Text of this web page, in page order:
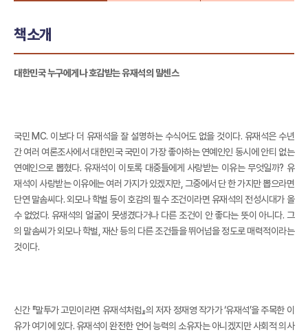
책소개
대한민국 누구에게나 호감받는 유재석의 말센스
국민 MC. 이보다 더 유재석을 잘 설명하는 수식어도 없을 것이다. 유재석은 수년
간 여러 여론조사에서 대한민국 국민이 가장 좋아하는 연예인인 동시에 안티 없는
연예인으로 뽑혔다. 유재석이 이토록 대중들에게 사랑받는 이유는 무엇일까? 유
재석이 사랑받는 이유에는 여러 가지가 있겠지만, 그중에서 단 한 가지만 뽑으라면
단연 말솜씨다. 외모나 학벌 등이 호감의 필수 조건이라면 유재석의 전성시대가 올
수 없었다. 유재석의 얼굴이 못생겼다거나 다른 조건이 안 좋다는 뜻이 아니다. 그
의 말솜씨가 외모나 학벌, 재산 등의 다른 조건들을 뛰어넘을 정도로 매력적이라는
것이다.
신간 『말투가 고민이라면 유재석처럼』의 저자 정재영 작가가 ‘유재석’을 주목한 이
유가 여기에 있다. 유재석이 완전한 언어 능력의 소유자는 아니겠지만 사회적 의사